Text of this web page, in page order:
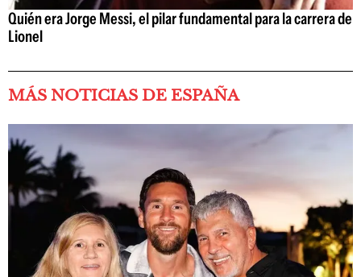
Quién era Jorge Messi, el pilar fundamental para la carrera de
Lionel
MÁS NOTICIAS DE ESPAÑA